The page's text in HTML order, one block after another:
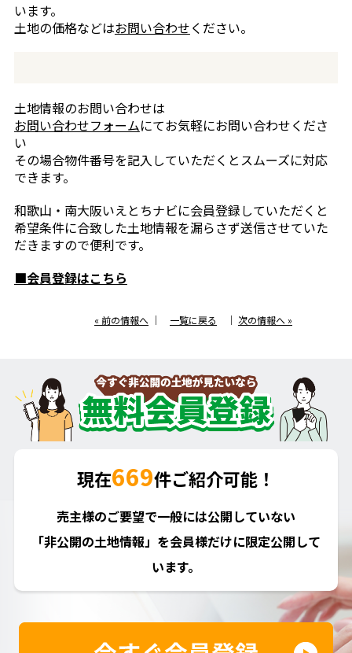
います。
土地の価格などはお問い合わせください。
土地情報のお問い合わせは
お問い合わせフォームにてお気軽にお問い合わせくださ
い
その場合物件番号を記入していただくとスムーズに対応
できます。
和歌山・南大阪いえとちナビに会員登録していただくと
希望条件に合致した土地情報を漏らさず送信させていた
だきますので便利です。
■会員登録はこちら
« 前の情報へ ｜ 一覧に戻る ｜ 次の情報へ »
現在669件ご紹介可能！
売主様のご要望で一般には公開していない
「非公開の土地情報」を会員様だけに限定公開して
います。